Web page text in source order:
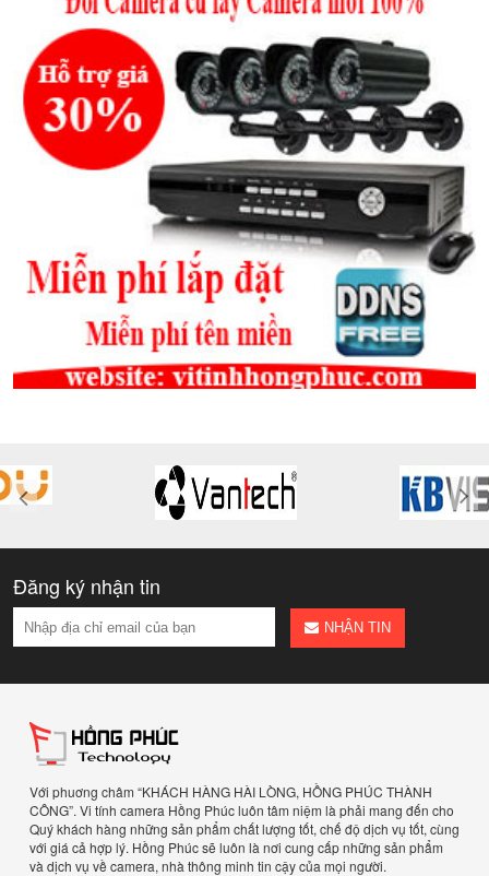
Đăng ký nhận tin
NHẬN TIN
Với phuơng châm “KHÁCH HÀNG HÀI LÒNG, HỒNG PHÚC THÀNH
CÔNG”. Vi tính camera Hồng Phúc luôn tâm niệm là phải mang đến cho
Quý khách hàng những sản phẩm chất lượng tốt, chế độ dịch vụ tốt, cùng
với giá cả hợp lý. Hồng Phúc sẽ luôn là nơi cung cấp những sản phẩm
và dịch vụ về camera, nhà thông minh tin cậy của mọi người.